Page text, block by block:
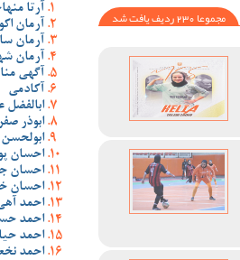
مجموعا 230 ردیف یافت شد
آرتا
آرمان
آرمان
آرمان
آگهی
آکادمی
ابالفضل
ابوذر
احسان
احسان
احسان
احمد
احمد
احمد
احمد